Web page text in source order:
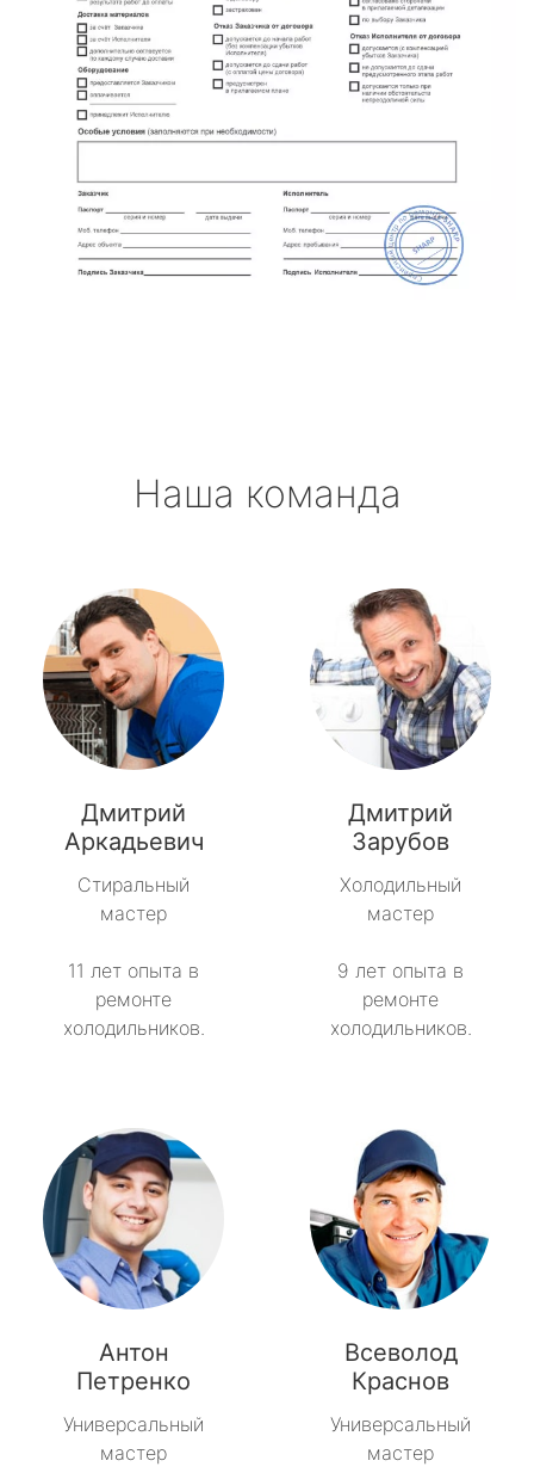
Наша команда
Дмитрий
Аркадьевич
Стиральный
мастер
11 лет опыта в
ремонте
холодильников.
Дмитрий
Зарубов
Холодильный
мастер
9 лет опыта в
ремонте
холодильников.
Антон
Петренко
Универсальный
мастер
Всеволод
Краснов
Универсальный
мастер